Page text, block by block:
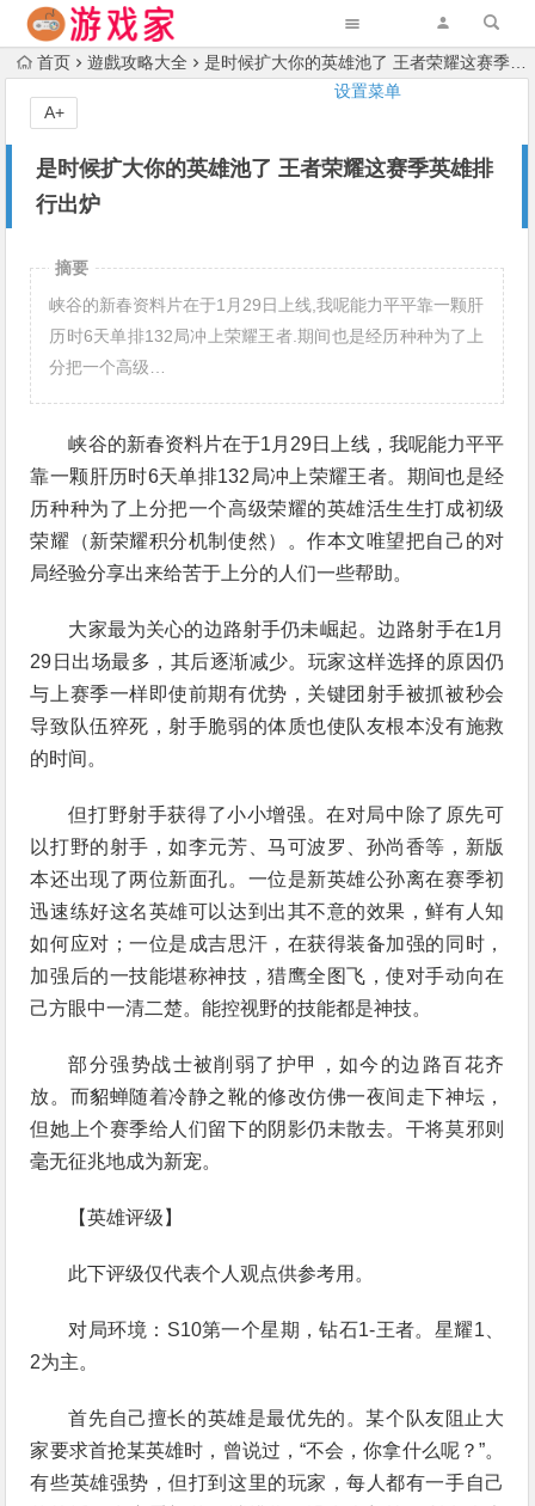
设置菜单
首页 遊戲攻略大全 是时候扩大你的英雄池了 王者荣耀这赛季英雄排行出炉
是时候扩大你的英雄池了 王者荣耀这赛季英雄排
行出炉
A+
摘要
峡谷的新春资料片在于1月29日上线,我呢能力平平靠一颗肝
历时6天单排132局冲上荣耀王者.期间也是经历种种为了上
分把一个高级…
峡谷的新春资料片在于1月29日上线，我呢能力平平
靠一颗肝历时6天单排132局冲上荣耀王者。期间也是经
历种种为了上分把一个高级荣耀的英雄活生生打成初级
荣耀（新荣耀积分机制使然）。作本文唯望把自己的对
局经验分享出来给苦于上分的人们一些帮助。
大家最为关心的边路射手仍未崛起。边路射手在1月
29日出场最多，其后逐渐减少。玩家这样选择的原因仍
与上赛季一样即使前期有优势，关键团射手被抓被秒会
导致队伍猝死，射手脆弱的体质也使队友根本没有施救
的时间。
但打野射手获得了小小增强。在对局中除了原先可
以打野的射手，如李元芳、马可波罗、孙尚香等，新版
本还出现了两位新面孔。一位是新英雄公孙离在赛季初
迅速练好这名英雄可以达到出其不意的效果，鲜有人知
如何应对；一位是成吉思汗，在获得装备加强的同时，
加强后的一技能堪称神技，猎鹰全图飞，使对手动向在
己方眼中一清二楚。能控视野的技能都是神技。
部分强势战士被削弱了护甲，如今的边路百花齐
放。而貂蝉随着冷静之靴的修改仿佛一夜间走下神坛，
但她上个赛季给人们留下的阴影仍未散去。干将莫邪则
毫无征兆地成为新宠。
【英雄评级】
此下评级仅代表个人观点供参考用。
对局环境：S10第一个星期，钻石1-王者。星耀1、
2为主。
首先自己擅长的英雄是最优先的。某个队友阻止大
家要求首抢某英雄时，曾说过，“不会，你拿什么呢？”。
有些英雄强势，但打到这里的玩家，每人都有一手自己